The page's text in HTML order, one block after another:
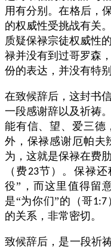
用有分别。在格后，
的权威性受挑战有关
质疑保禄宗徒权威性
禄并没有到过哥罗森
份的表达，并没有特别
在致候辞后，这封书
一段感谢辞以及祈祷
能有信、望、爱三德
外，保禄感谢厄帕夫
为，这就是保禄在费
（费23节）。保禄还
役”，而这里值得留
是“为你们”的（哥1:7
的关系，非常密切。
致候辞后，是一段祈